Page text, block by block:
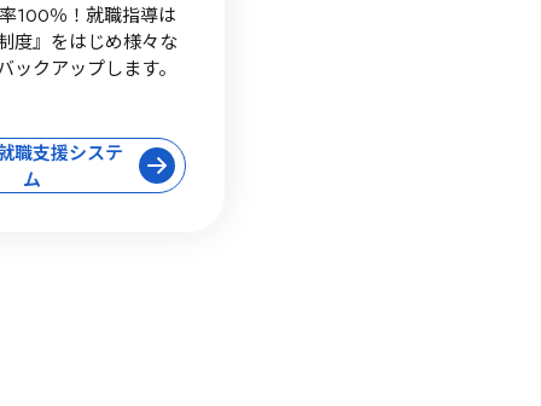
100％！就職指導は
度』をはじめ様々な
クアップします。
職支援システ
ム